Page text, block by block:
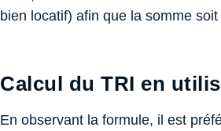
bien locatif) afin que la somme
Calcul du TRI en
En observant la formule, il est